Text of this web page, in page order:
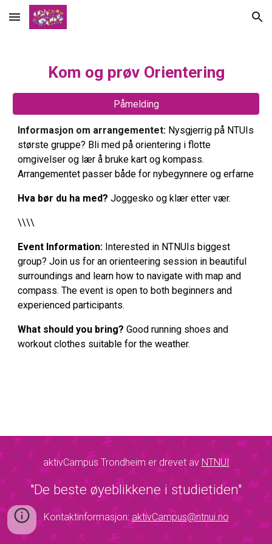
Skip to main content Skip to navigation
Kom og prøv Orientering
Påmelding
Informasjon om arrangementet: Nysgjerrig på NTUIs
største gruppe? Bli med på orientering i flotte
omgivelser og lær å bruke kart og kompass.
Arrangementet passer både for nybegynnere og erfarne
Hva bør du ha med?Joggesko og klær etter vær.
\\\\
Event Information: Interested in NTNUIs biggest
group? Join us for an orienteering session in beautiful
surroundings and learn how to navigate with map and
compass. The event is open to both beginners and
experienced participants.
What should you bring?Good running shoes and
workout clothes suitable for the weather.
aktivCampus Trondheim er drevet av NTNUI
"De beste øyeblikkene i studietiden"
Kontaktinformasjon:aktivCampus@ntnui.no